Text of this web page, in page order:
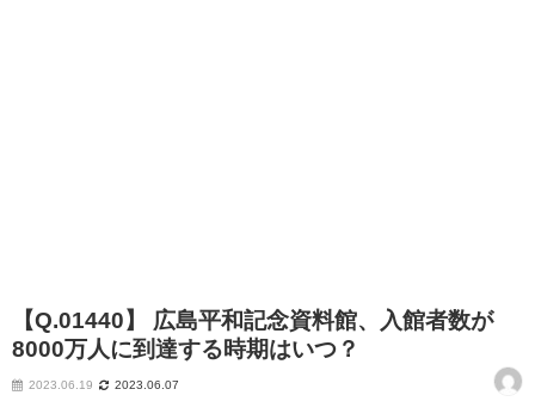
【Q.01440】 広島平和記念資料館、入館者数が
8000万人に到達する時期はいつ？
2023.06.19 2023.06.07